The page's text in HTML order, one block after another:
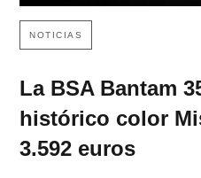
NOTICIAS
La BSA Bantam
histórico color
3.592 euros